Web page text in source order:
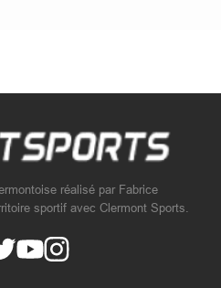
réalisé par Fabrice
sportif avec Clermont Sports.